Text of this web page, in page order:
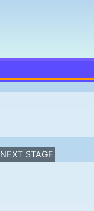
NEXT STAGE